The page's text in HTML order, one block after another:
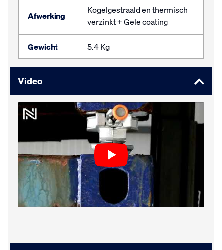
Afwerking
Kogelgestraald en thermisch
verzinkt + Gele coating
Gewicht
5,4 Kg
Video